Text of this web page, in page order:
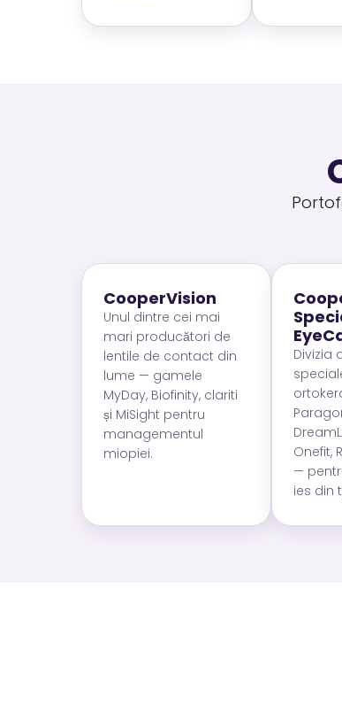
CooperVision
Unul dintre cei mai
mari producători de
lentile de contact din
lume — gamele
MyDay, Biofinity, clariti
și MiSight pentru
managementul
miopiei.
Divizia
Onefit,
—
ies din